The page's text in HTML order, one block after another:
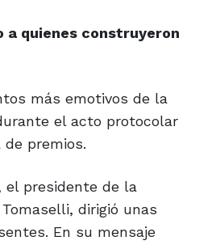
a quienes construyeron
más emotivos de la
el acto protocolar
premios.
el presidente de la
dirigió unas
En su mensaje